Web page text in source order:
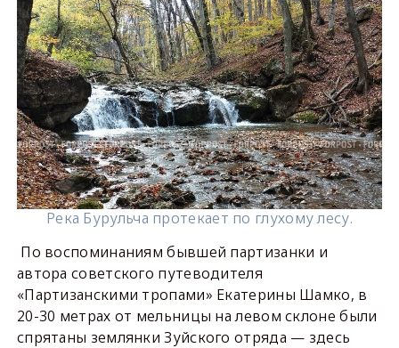
Река Бурульча протекает по глухому лесу.
По воспоминаниям бывшей партизанки и
автора советского путеводителя
«Партизанскими тропами» Екатерины Шамко, в
20-30 метрах от мельницы на левом склоне были
спрятаны землянки Зуйского отряда — здесь